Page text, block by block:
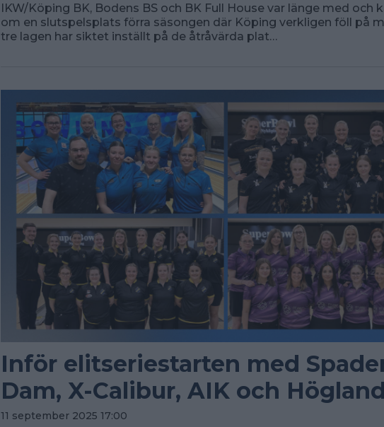
IKW/Köping BK, Bodens BS och BK Full House var länge med och
om en slutspelsplats förra säsongen där Köping verkligen föll på
tre lagen har siktet inställt på de åtråvärda plat…
Inför elitseriestarten med
Dam, X-Calibur, AIK och Högland
11 september 2025 17:00